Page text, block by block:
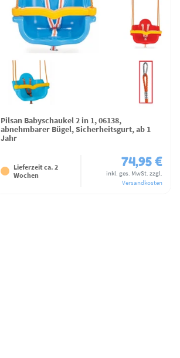
Pilsan Babyschaukel 2 in 1, 06138,
abnehmbarer Bügel, Sicherheitsgurt, ab 1
Jahr
Lieferzeit ca. 2
Wochen
74,95 €
inkl. ges. MwSt. zzgl.
Versandkosten